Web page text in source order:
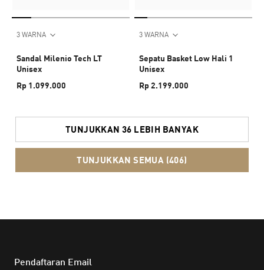
3 WARNA
Sandal Milenio Tech LT
Unisex
Rp 1.099.000
3 WARNA
Sepatu Basket Low Hali 1
Unisex
Rp 2.199.000
TUNJUKKAN 36 LEBIH BANYAK
TUNJUKKAN SEMUA (406)
Pendaftaran Email